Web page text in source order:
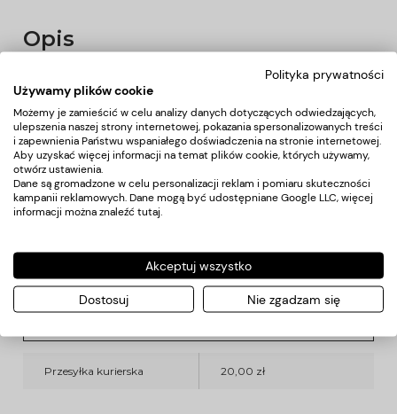
Opis
PURE ICON Peeling enzymatyczno-mechaniczny
200ml
Dzięki połączeniu dwóch rodzajów eksfoliacji dokładnie
oczyszcza skórę. Usuwa zanieczyszczenia, martwy naskórek i
nadmiar sebum. Idealnie złuszcza i odświeża. Zawiera
papainę, ficynę, bromelainę, witaminę E oraz ekstrakt z alg.
Nadaje się do każdego rodzaju skóry.
Koszty dostawy
Kraj wysyłki:
Przesyłka kurierska 20,00 zł
Polityka prywatności
Używamy plików cookie
Możemy je zamieścić w celu analizy danych dotyczących odwiedzających,
ulepszenia naszej strony internetowej, pokazania spersonalizowanych treści
i zapewnienia Państwu wspaniałego doświadczenia na stronie internetowej.
Aby uzyskać więcej informacji na temat plików cookie, których używamy,
otwórz ustawienia.
Dane są gromadzone w celu personalizacji reklam i pomiaru skuteczności
kampanii reklamowych. Dane mogą być udostępniane Google LLC, więcej
informacji można znaleźć tutaj.
Akceptuj wszystko
Dostosuj Nie zgadzam się